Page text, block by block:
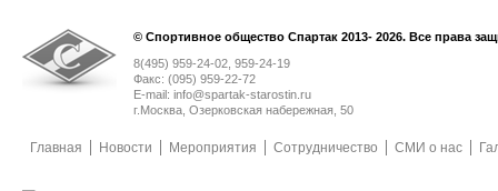
© Спортивное общество Спартак 2013- 2026. Все права
8(495) 959-24-02, 959-24-19
Факс: (095) 959-22-72
E-mail: info@spartak-starostin.ru
г.Москва, Озерковская набережная, 50
Главная Новости Мероприятия Сотрудничество СМИ о нас